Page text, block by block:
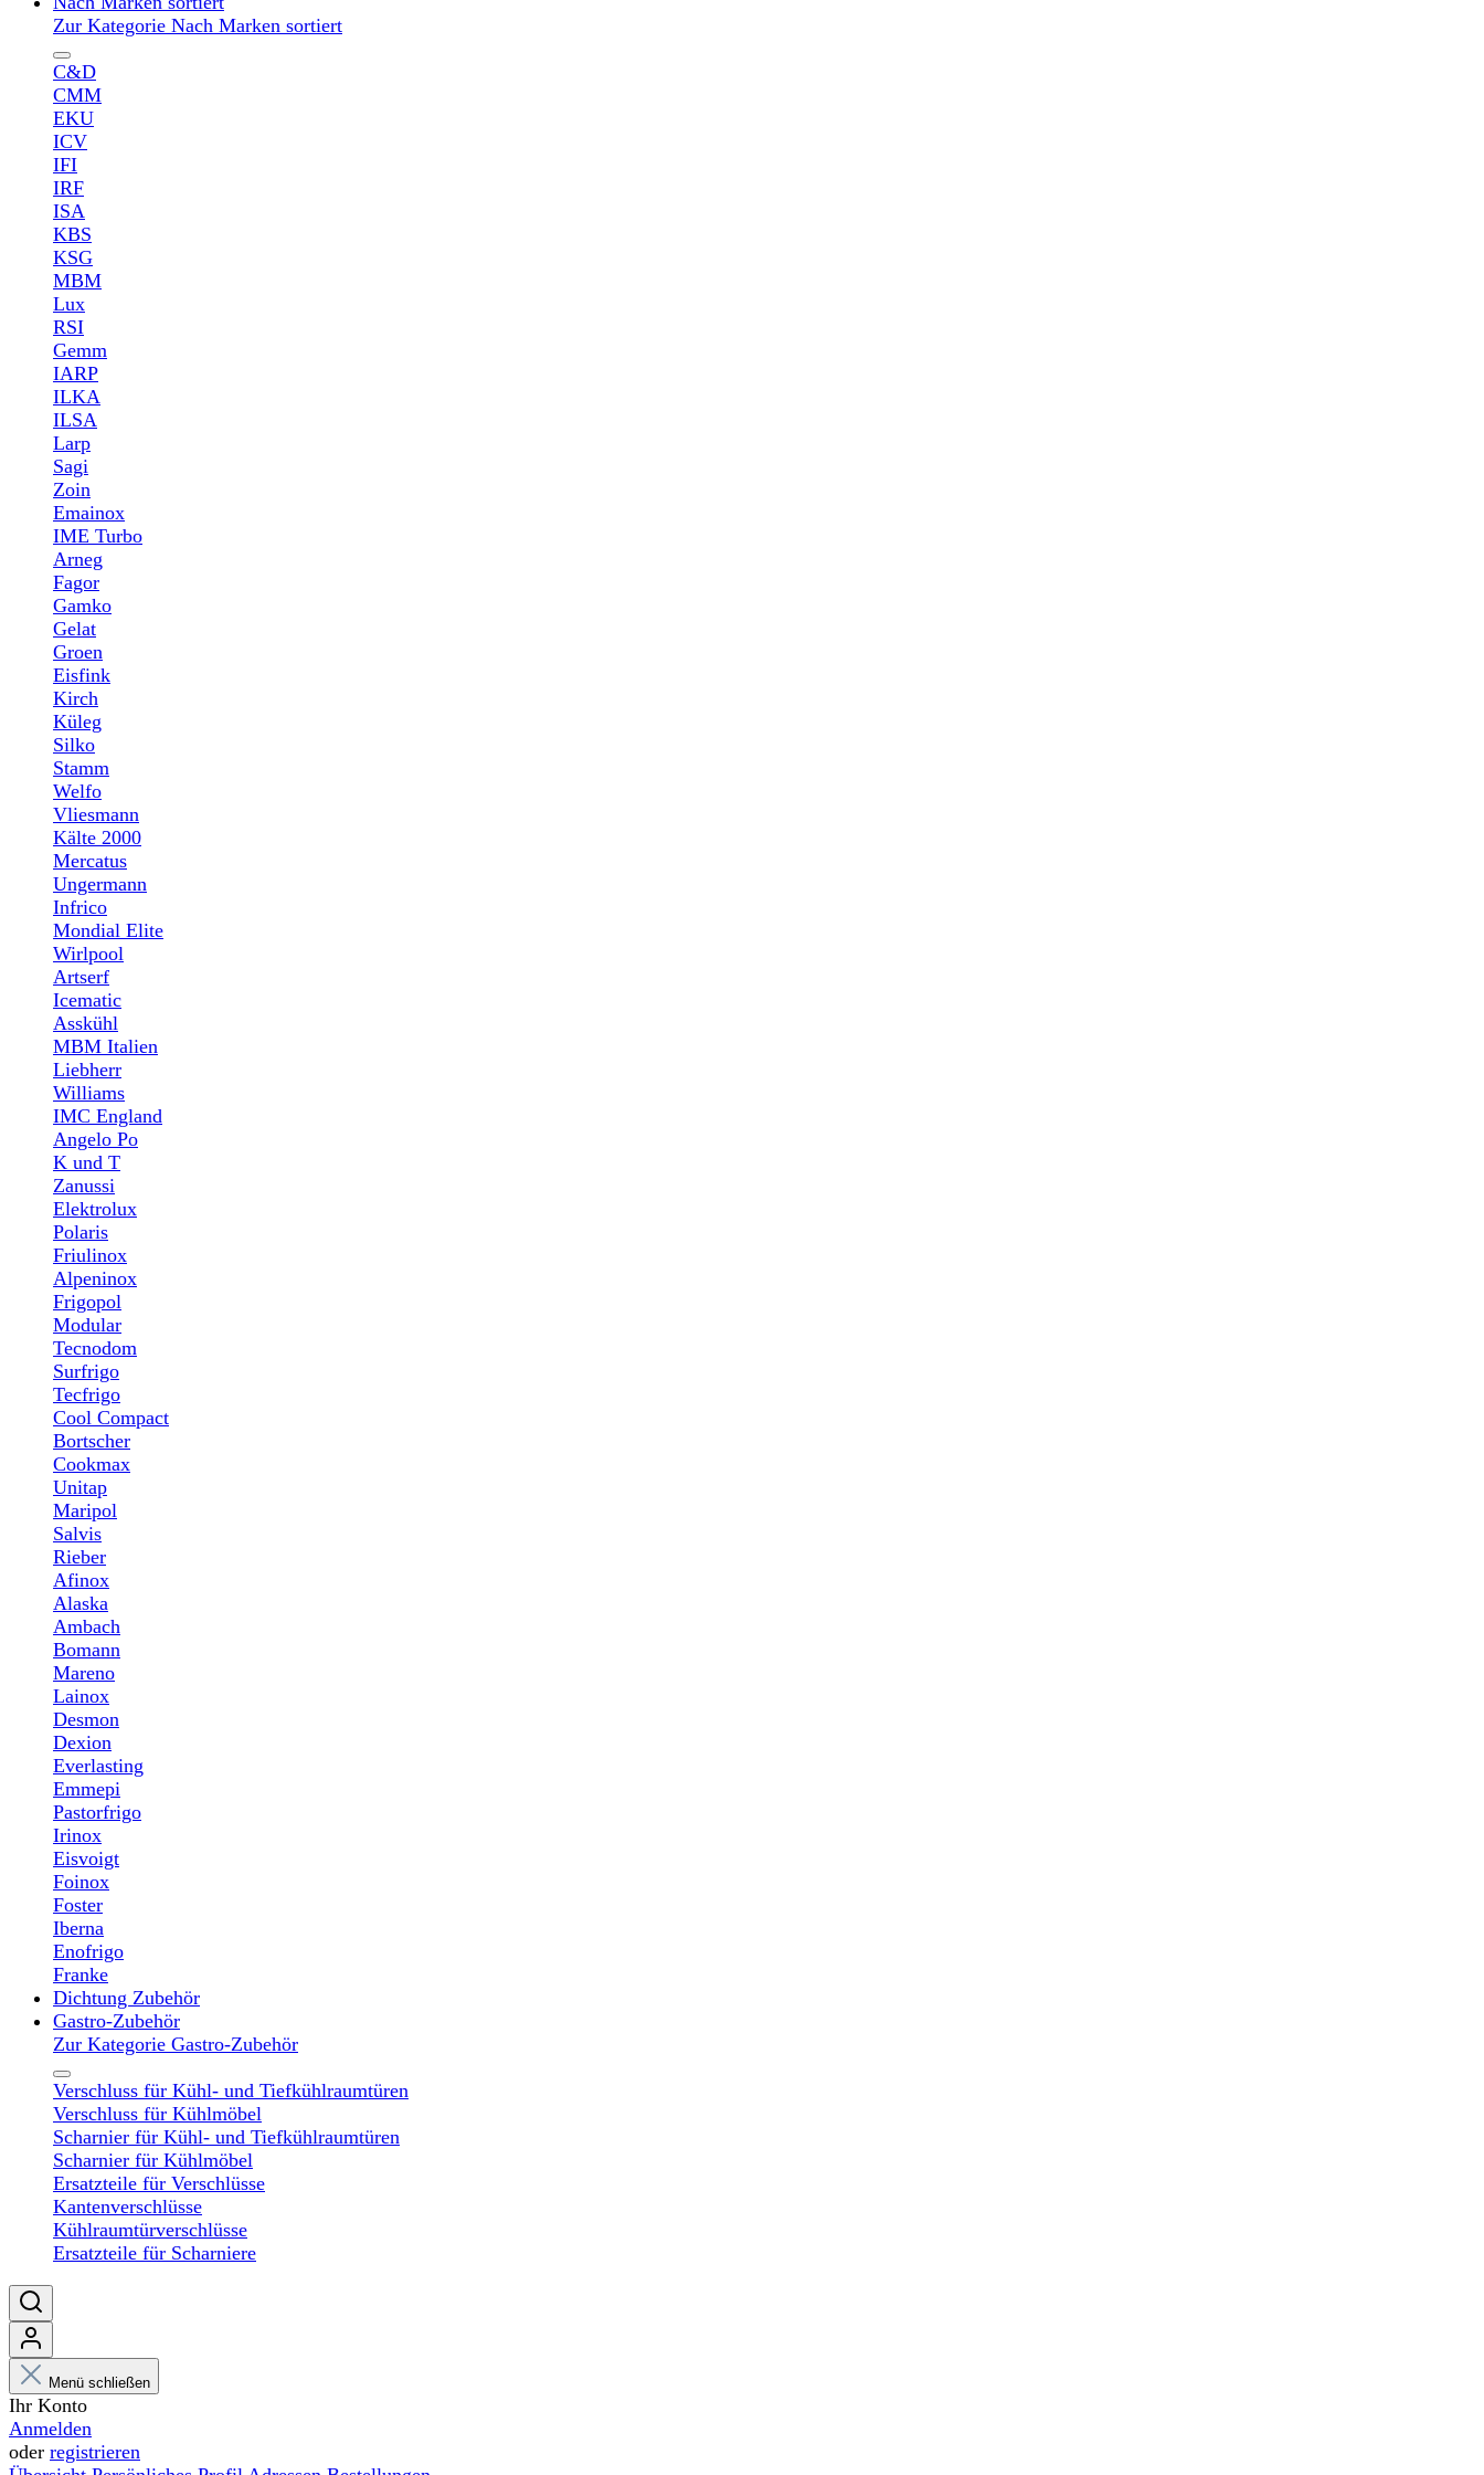
Zur Kategorie Nach Marken sortiert
C&D
CMM
EKU
ICV
IFI
IRF
ISA
KBS
KSG
MBM
Lux
RSI
Gemm
IARP
ILKA
ILSA
Larp
Sagi
Zoin
Emainox
IME Turbo
Arneg
Fagor
Gamko
Gelat
Groen
Eisfink
Kirch
Küleg
Silko
Stamm
Welfo
Vliesmann
Kälte 2000
Mercatus
Ungermann
Infrico
Mondial Elite
Wirlpool
Artserf
Icematic
Asskühl
MBM Italien
Liebherr
Williams
IMC England
Angelo Po
K und T
Zanussi
Elektrolux
Polaris
Friulinox
Alpeninox
Frigopol
Modular
Tecnodom
Surfrigo
Tecfrigo
Cool Compact
Bortscher
Cookmax
Unitap
Maripol
Salvis
Rieber
Afinox
Alaska
Ambach
Bomann
Mareno
Lainox
Desmon
Dexion
Everlasting
Emmepi
Pastorfrigo
Irinox
Eisvoigt
Foinox
Foster
Iberna
Enofrigo
Franke
Dichtung Zubehör
Gastro-Zubehör
Zur Kategorie Gastro-Zubehör
Verschluss für Kühl- und Tiefkühlraumtüren
Verschluss für Kühlmöbel
Scharnier für Kühl- und Tiefkühlraumtüren
Scharnier für Kühlmöbel
Ersatzteile für Verschlüsse
Kantenverschlüsse
Kühlraumtürverschlüsse
Ersatzteile für Scharniere
Menü schließen
Ihr Konto
Anmelden
oder registrieren